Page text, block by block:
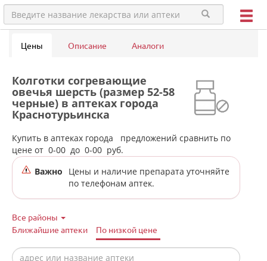
Цены Описание Аналоги
Колготки согревающие
овечья шерсть (размер 52-58
черные) в аптеках города
Краснотурьинска
Купить в аптеках города
предложений сравнить по
цене от 0-00 до 0-00 руб.
Важно
Цены и наличие препарата уточняйте
по телефонам аптек.
Все районы
Ближайшие аптеки
По низкой цене